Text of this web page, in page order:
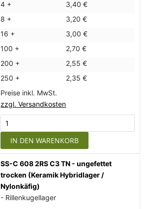
4 +
3,40 €
8 +
3,20 €
16 +
3,00 €
100 +
2,70 €
200 +
2,55 €
250 +
2,35 €
Preise inkl. MwSt.
zzgl. Versandkosten
IN DEN WARENKORB
SS-C 608 2RS C3 TN - ungefettet
trocken (Keramik Hybridlager /
Nylonkäfig)
- Rillenkugellager